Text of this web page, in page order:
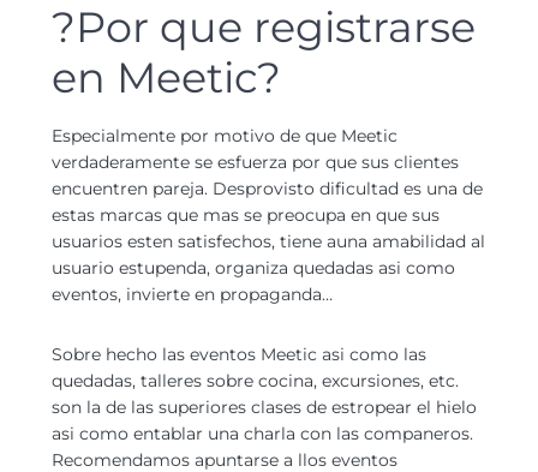
?Por que registrarse
en Meetic?
Especialmente por motivo de que Meetic
verdaderamente se esfuerza por que sus clientes
encuentren pareja. Desprovisto dificultad es una de
estas marcas que mas se preocupa en que sus
usuarios esten satisfechos, tiene auna amabilidad al
usuario estupenda, organiza quedadas asi­ como
eventos, invierte en propaganda…
Sobre hecho las eventos Meetic asi­ como las
quedadas, talleres sobre cocina, excursiones, etc.
son la de las superiores clases de estropear el hielo
asi­ como entablar una charla con las companeros.
Recomendamos apuntarse a llos eventos